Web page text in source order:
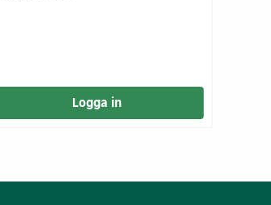
Logga in